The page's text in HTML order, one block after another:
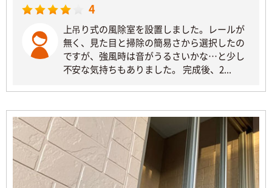
4
上吊り式の風除室を設置しました。レールが
無く、見た目と掃除の簡易さから選択したの
ですが、強風時は音がうるさいかな…と少し
不安な気持ちもありました。 完成後、2...